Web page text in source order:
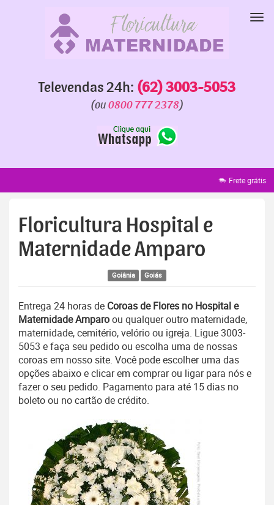
Televendas 24h: (62) 3003-5053
(ou 0800 777 2378)
Faixa grátis
Floricultura Hospital e
Maternidade Amparo
Goiânia Goiás
Entrega 24 horas de Coroas de Flores no Hospital e
Maternidade Amparoou qualquer outro maternidade,
maternidade, cemitério, velório ou igreja. Ligue 3003-
5053 e faça seu pedido ou escolha uma de nossas
coroas em nosso site. Você pode escolher uma das
opções abaixo e clicar em comprar ou ligar para nós e
fazer o seu pedido. Pagamento para até 15 dias no
boleto ou no cartão de crédito.